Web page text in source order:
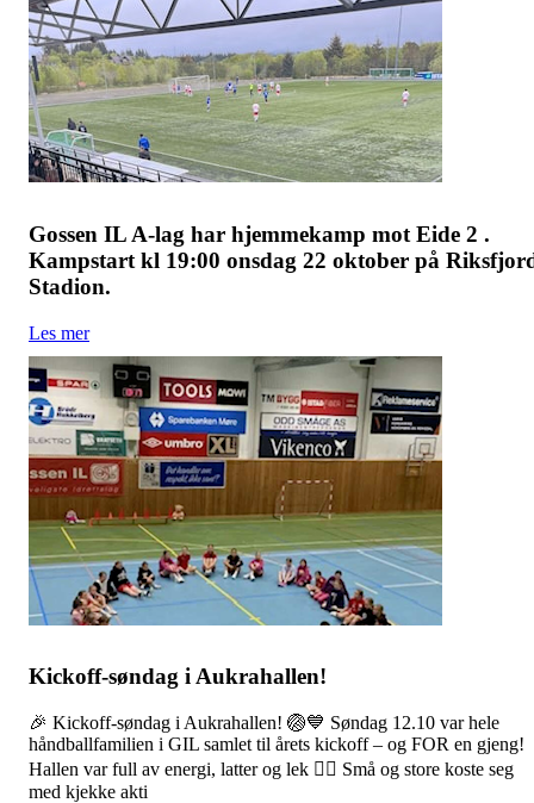
Gossen IL A-lag har hjemmekamp mot Eide 2 .
Kampstart kl 19:00 onsdag 22 oktober på
Stadion.
Les mer
Kickoff-søndag i Aukrahallen!
🎉 Kickoff-søndag i Aukrahallen! 🏐💙 Søndag 12.10 var hele
håndballfamilien i GIL samlet til årets kickoff – og FOR en gjeng!
Hallen var full av energi, latter og lek 🤾‍♀️ Små og store koste seg
med kjekke akti